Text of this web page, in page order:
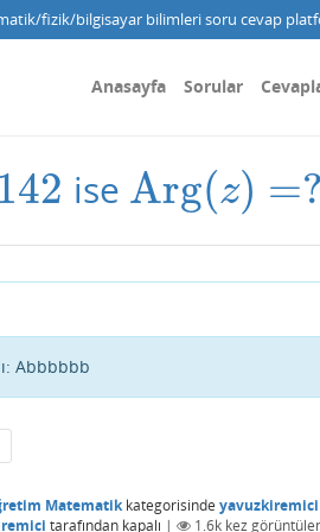
fizik/bilgisayar bilimleri soru cevap
Anasayfa Sorular
142 ise Arg(z) =?
Arg(z)=?
Abbbbbb
Matematikkategorisinde yavuzkiremici
tarafından kapalı | 1.6k kez